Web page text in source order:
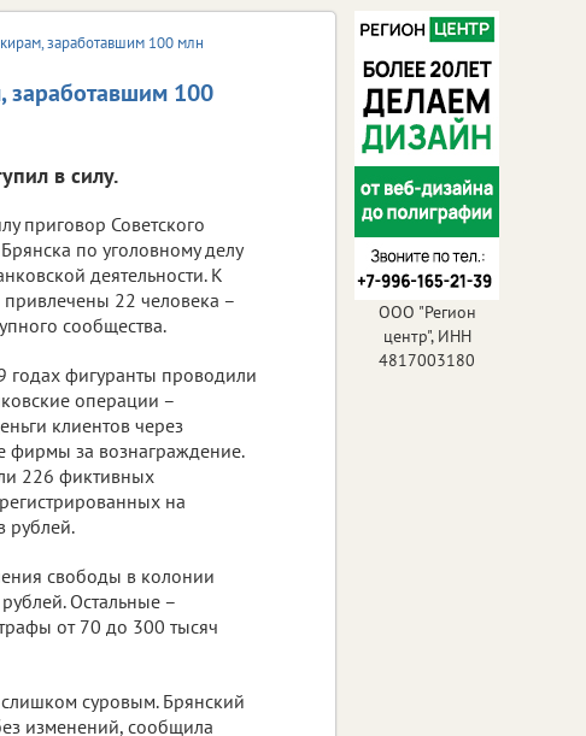
заработавшим 100 млн
заработавшим 100
в силу.
приговор Советского
по уголовному делу
деятельности. К
привлечены 22 человека –
сообщества.
годах фигуранты проводили
операции –
клиентов через
фирмы за вознаграждение.
226 фиктивных
на
рублей.
свободы в колонии
Остальные –
от 70 до 300 тысяч
суровым. Брянский
изменений, сообщила
ООО "Регион
центр", ИНН
4817003180